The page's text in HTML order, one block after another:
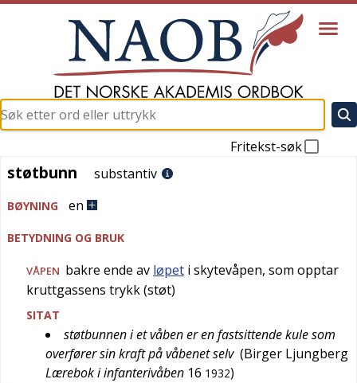
Fritekst-søk
støtbunn
støtbunn substantiv
BØYNING en
BETYDNING OG BRUK
VÅPEN bakre ende av løpet i skytevåpen, som opptar
kruttgassens trykk (støt)
SITAT
støtbunnen i et våben er en fastsittende kule som
overfører sin kraft på våbenet selv (Birger Ljungberg
Lærebok i infanterivåben 16 1932)